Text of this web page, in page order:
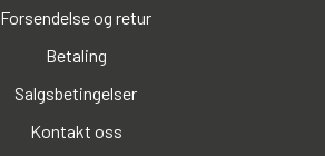
Forsendelse og retur
Betaling
Salgsbetingelser
Kontakt oss